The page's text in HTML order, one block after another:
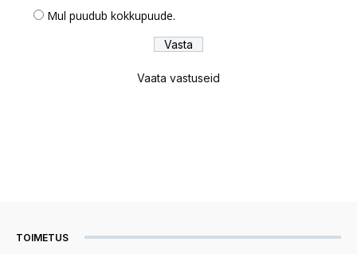
Mul puudub kokkupuude.
Vaata vastuseid
TOIMETUS